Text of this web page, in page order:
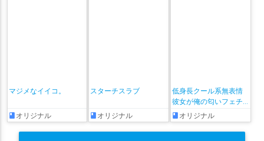
マジメなイイコ。
オリジナル
スターチスラブ
オリジナル
低身長クール系無表情
彼女が俺の匂いフェチ
だと発覚したらもう――!
オリジナル